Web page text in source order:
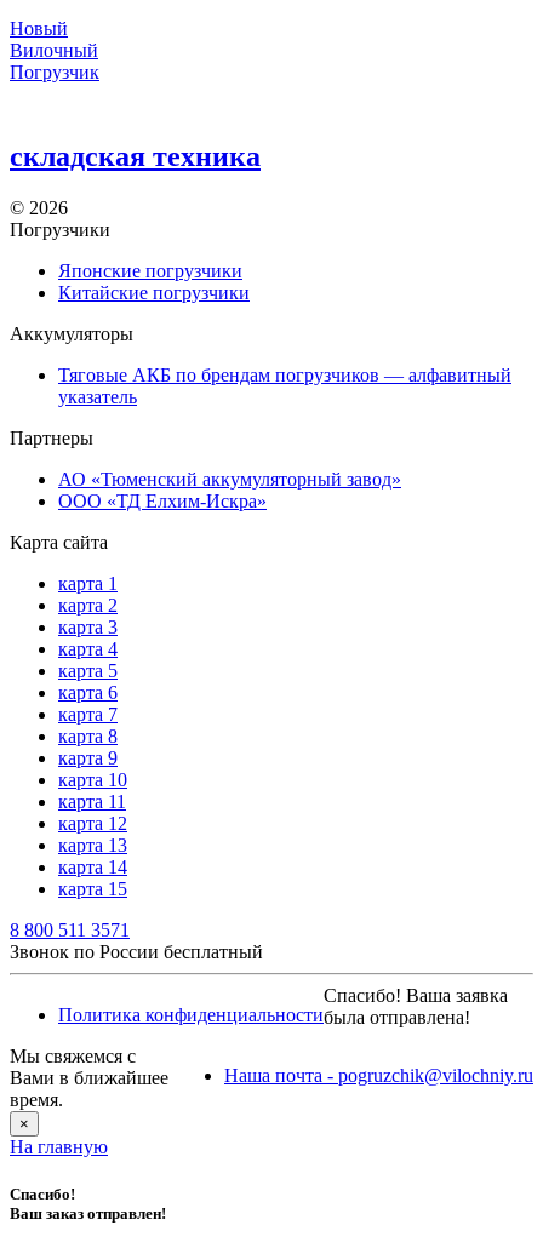
Новый
Вилочный
Погрузчик
складская техника
© 2026
Погрузчики
Японские погрузчики
Китайские погрузчики
Аккумуляторы
Тяговые АКБ по брендам погрузчиков — алфавитный
указатель
Партнеры
АО «Тюменский аккумуляторный завод»
ООО «ТД Елхим-Искра»
Карта сайта
карта 1
карта 2
карта 3
карта 4
карта 5
карта 6
карта 7
карта 8
карта 9
карта 10
карта 11
карта 12
карта 13
карта 14
карта 15
8 800 511 3571
Звонок по России бесплатный
Политика конфиденциальности
Наша почта - pogruzchik@vilochniy.ru
Спасибо! Ваша заявка
была отправлена!
Мы свяжемся с
Вами в ближайшее
время.
×
На главную
Спасибо!
Ваш заказ отправлен!